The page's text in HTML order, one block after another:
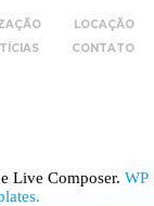
LOCAÇÃO
CONTATO
Live Composer. WP